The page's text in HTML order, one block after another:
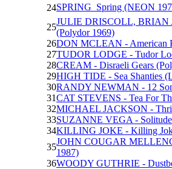
24SPRING  Spring (NEON
25
JULIE DRISCOLL, BRIAN
(Polydor 1969)
26DON MCLEAN - American
27TUDOR LODGE - Tudor
28CREAM - Disraeli Gears
29HIGH TIDE - Sea Shanties
30RANDY NEWMAN - 12
31CAT STEVENS - Tea For
32MICHAEL JACKSON -
33SUZANNE VEGA -
34KILLING JOKE - Killing
35
JOHN COUGAR
1987)
36WOODY GUTHRIE -